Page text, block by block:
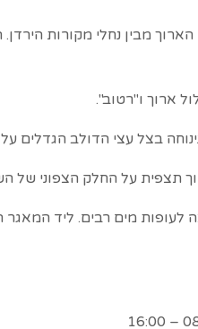
מבין נחלי מקורות
ארוך ו"רטוב".
בצל עצי הדולב הגדלים
תצפית על החלק הצפוני של
מים רבים. ליד